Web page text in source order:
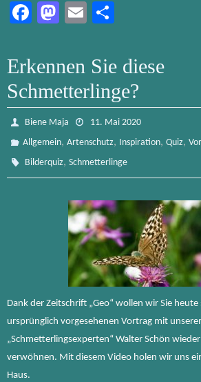
Fa
o
ok
M
d
o
n
E
ail
Erkennen Sie diese
Schmetterlinge?
Biene Maja
11. Mai 2020
Allgemein,Artenschutz, Inspiration,Quiz,
Bilderquiz,Schmetterlinge
Dank der Zeitschrift „Geo“ wollen wir Sie
ursprünglich vorgesehenen Vortrag mit
„Schmetterlingsexperten“ Walter Schön
verwöhnen. Mit diesem Video holen wir uns
Haus.